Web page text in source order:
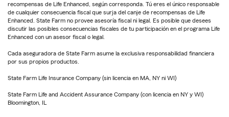
recompensas de Life Enhanced, según corresponda. Tú eres el único responsable
de cualquier consecuencia fiscal que surja del canje de recompensas de Life
Enhanced. State Farm no provee asesoría fiscal ni legal. Es posible que desees
discutir las posibles consecuencias fiscales de tu participación en el programa Life
Enhanced con un asesor fiscal o legal.
Cada aseguradora de State Farm asume la exclusiva responsabilidad financiera
por sus propios productos.
State Farm Life Insurance Company (sin licencia en MA, NY ni WI)
State Farm Life and Accident Assurance Company (con licencia en NY y WI)
Bloomington, IL